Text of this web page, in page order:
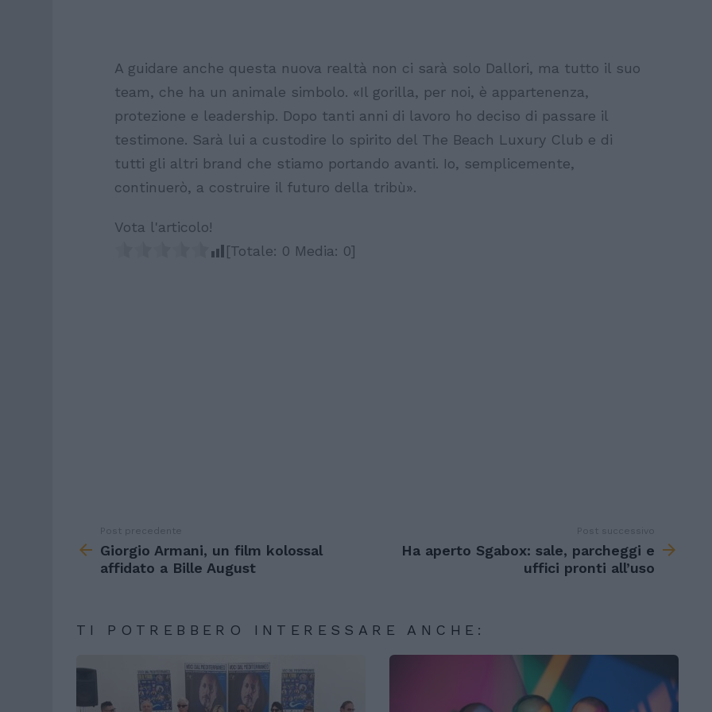
A guidare anche questa nuova realtà non ci sarà solo Dallori, ma tutto il suo
team, che ha un animale simbolo. «Il gorilla, per noi, è appartenenza,
protezione e leadership. Dopo tanti anni di lavoro ho deciso di passare il
testimone. Sarà lui a custodire lo spirito del The Beach Luxury Club e di
tutti gli altri brand che stiamo portando avanti. Io, semplicemente,
continuerò, a costruire il futuro della tribù».
Vota l'articolo!
[Totale: 0 Media: 0]
more
Post precedente
Giorgio Armani, un film kolossal
affidato a Bille August
Post successivo
Ha aperto Sgabox: sale, parcheggi e
uffici pronti all’uso
TI POTREBBERO INTERESSARE ANCHE: